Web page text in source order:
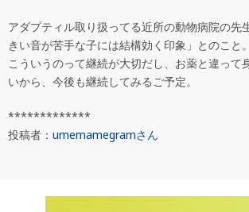
アダプティル取り扱ってる近所の動物病院の先
きい音が苦手な子には結構効く印象」とのこと。
こういうのって継続が大切だし、お薬と違って
いから、今後も継続してみるご予定。
*************
投稿者： umemamegramさん